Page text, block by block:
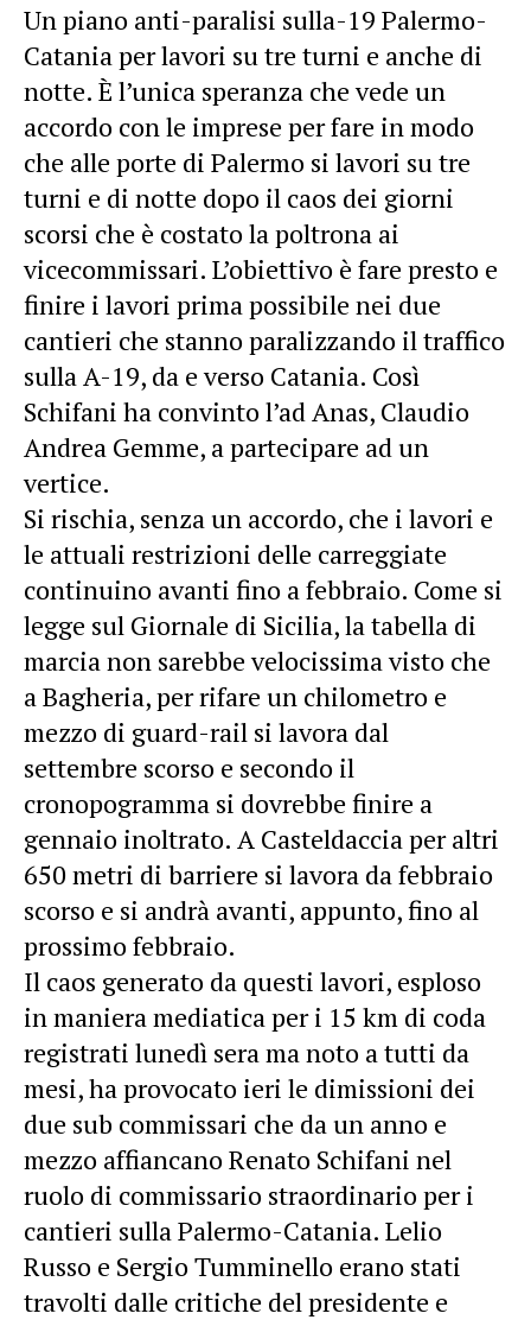
Un piano anti-paralisi sulla-19 Palermo-
Catania per lavori su tre turni e anche di
notte. È l’unica speranza che vede un
accordo con le imprese per fare in modo
che alle porte di Palermo si lavori su tre
turni e di notte dopo il caos dei giorni
scorsi che è costato la poltrona ai
vicecommissari. L’obiettivo è fare presto e
finire i lavori prima possibile nei due
cantieri che stanno paralizzando il traffico
sulla A-19, da e verso Catania. Così
Schifani ha convinto l’ad Anas, Claudio
Andrea Gemme, a partecipare ad un
vertice.
Si rischia, senza un accordo, che i lavori e
le attuali restrizioni delle carreggiate
continuino avanti fino a febbraio. Come si
legge sul Giornale di Sicilia, la tabella di
marcia non sarebbe velocissima visto che
a Bagheria, per rifare un chilometro e
mezzo di guard-rail si lavora dal
settembre scorso e secondo il
cronopogramma si dovrebbe finire a
gennaio inoltrato. A Casteldaccia per altri
650 metri di barriere si lavora da febbraio
scorso e si andrà avanti, appunto, fino al
prossimo febbraio.
Il caos generato da questi lavori, esploso
in maniera mediatica per i 15 km di coda
registrati lunedì sera ma noto a tutti da
mesi, ha provocato ieri le dimissioni dei
due sub commissari che da un anno e
mezzo affiancano Renato Schifani nel
ruolo di commissario straordinario per i
cantieri sulla Palermo-Catania. Lelio
Russo e Sergio Tumminello erano stati
travolti dalle critiche del presidente e